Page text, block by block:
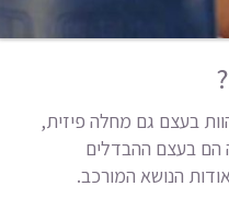
בעצם גם מחלה פיזית,
בעצם ההבדלים
הנושא המורכב.